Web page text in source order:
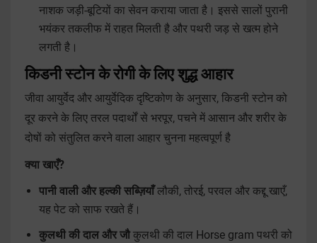
नाशक जड़ी-बूटियों का सेवन कराया जाता है। इससे सालों पुरानी
भयंकर तकलीफ में राहत मिलती है और पथरी जड़ से खत्म होने
लगती है।
किडनी स्टोन के रोगी के लिए शुद्ध आहार
जीवा आयुर्वेद और आयुर्वेदिक दृष्टिकोण के अनुसार, किडनी स्टोन को
दूर करने के लिए तरल पदार्थों से भरपूर, पचने में आसान और शरीर के
दोषों को संतुलित करने वाला आहार चुनना महत्वपूर्ण है
क्या खाएँ?
पानी वाली और हल्की सब्ज़ियाँलौकी, तोरई, परवल और कद्दू खाएँ,
यह पेट को साफ रखते हैं।
कुलथी की दाल और जौकुलथी की दाल Horse gram पथरी को